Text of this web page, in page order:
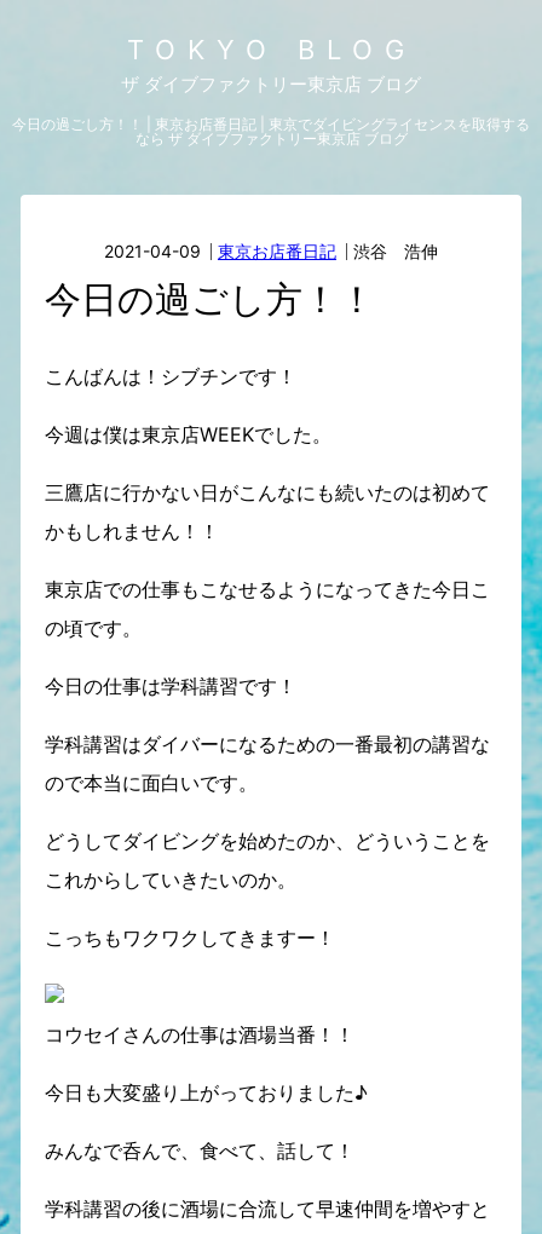
TOKYO BLOG
ザ ダイブファクトリー東京店 ブログ
今日の過ごし方！！ | 東京お店番日記 | 東京でダイビングライセンスを取得する
なら ザ ダイブファクトリー東京店 ブログ
2021-04-09 東京お店番日記 渋谷 浩伸
今日の過ごし方！！
こんばんは！シブチンです！
今週は僕は東京店WEEKでした。
三鷹店に行かない日がこんなにも続いたのは初めて
かもしれません！！
東京店での仕事もこなせるようになってきた今日こ
の頃です。
今日の仕事は学科講習です！
学科講習はダイバーになるための一番最初の講習な
ので本当に面白いです。
どうしてダイビングを始めたのか、どういうことを
これからしていきたいのか。
こっちもワクワクしてきますー！
コウセイさんの仕事は酒場当番！！
今日も大変盛り上がっておりました♪
みんなで呑んで、食べて、話して！
学科講習の後に酒場に合流して早速仲間を増やすと